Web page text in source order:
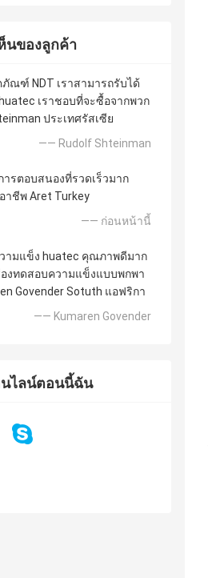
นของลูกค้า
ณฑ์ NDT เราสามารถรับได้
เราชอบที่จะซื้อจากพวก
ประเทศรัสเซีย
—— Rudolf Shteinman
รตอบสนองที่รวดเร็วมาก
าชีพ Aret Turkey
—— ก่อนหน้านี้
ามแข็ง huatec คุณภาพดีมาก
องทดสอบความแข็งแบบพกพา
Govender Sotuth แอฟริกา
—— Kumaren Govender
ไลน์ตอนนี้ฉัน